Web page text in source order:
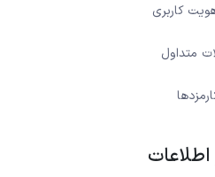
کاربری
متداول